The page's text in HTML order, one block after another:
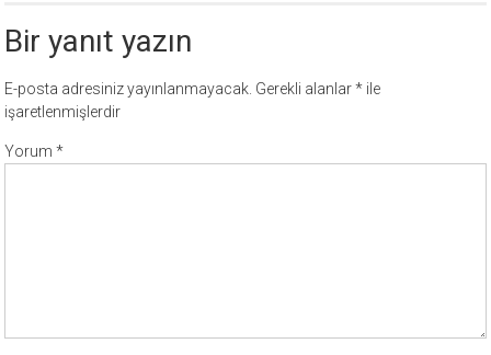
Bir yanıt yazın
E-posta adresiniz yayınlanmayacak. Gerekli alanlar* ile
işaretlenmişlerdir
Yorum*